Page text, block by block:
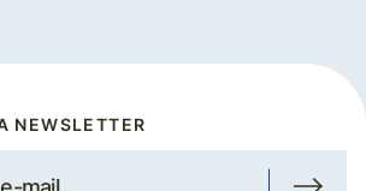
NEWSLETTER